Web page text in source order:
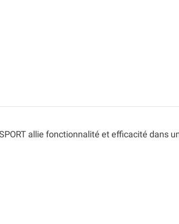
allie fonctionnalité et efficacité dans